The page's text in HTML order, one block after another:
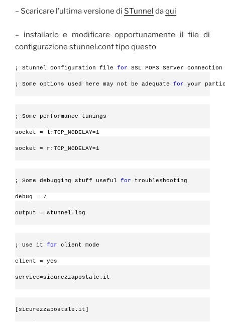
– Scaricare l’ultima versione di STunnel daqui
– installarlo e modificare opportunamente il file di
configurazione stunnel.conf tipo questo
; Stunnel configuration file for SSL POP3 Server connection
; Some options used here may not be adequate for your
; Some performance tunings
socket = l:TCP_NODELAY=1
socket = r:TCP_NODELAY=1
; Some debugging stuff useful for troubleshooting
debug = 7
output = stunnel.log
; Use it for client mode
client = yes
service=sicurezzapostale.it
[sicurezzapostale.it]